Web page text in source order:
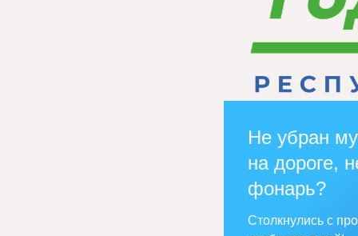
Не убран
на дороге,
фонарь?
Столкнулись с